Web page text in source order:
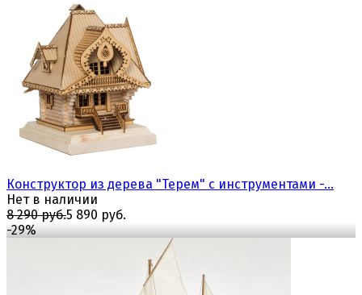
избранноесравнить
Конструктор из дерева "Терем" с инструментами -...
Нет в наличии
8 290 руб.5 890 руб.
-29%